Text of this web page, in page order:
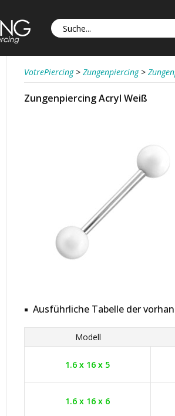
VotrePiercing > Zungenpiercing >
Zungenpiercing Acryl Weiß
Ausführliche Tabelle der
Modell
1.6 x 16 x 5
1.6 x 16 x 6